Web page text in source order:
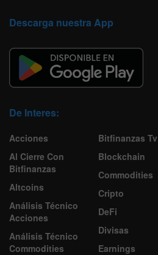
Descarga nuestra App
De Interes:
Acciones
Al Cierre Con
Bitfinanzas
Altcoins
Análisis Técnico
Acciones
Análisis Técnico
Commodities
Bitfinanzas Tv
Blockchain
Commodities
Cripto
DeFi
Divisas
Earnings